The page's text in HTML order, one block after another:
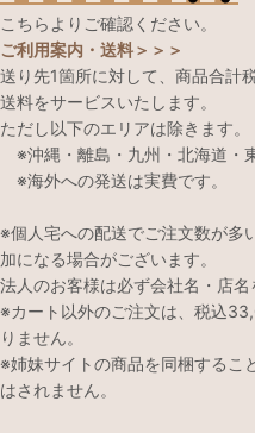
こちらよりご確認ください。
ご利用案内・送料＞＞＞
送り先1箇所に対して、商品合計
送料をサービスいたします。
ただし以下のエリアは除きます。
※沖縄・離島・九州・北海道・
※海外への発送は実費です。
※個人宅への配送でご注文数が多
加になる場合がございます。
法人のお客様は必ず会社名・店名
※カート以外のご注文は、税込
りません。
※姉妹サイトの商品を同梱するこ
はされません。